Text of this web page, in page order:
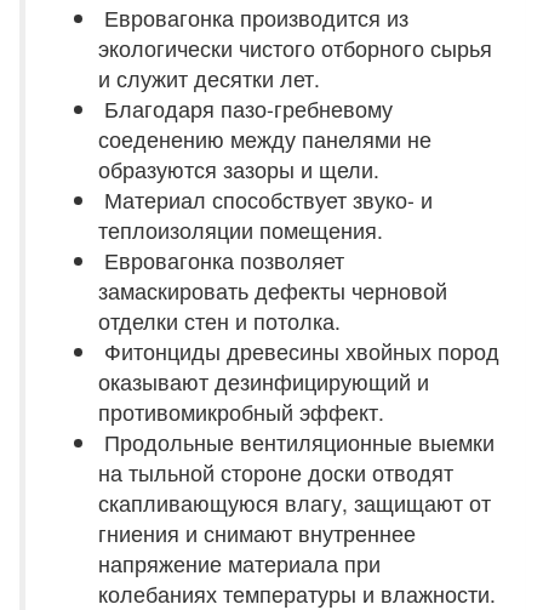
Евровагонка производится из
экологически чистого отборного сырья
и служит десятки лет.
Благодаря пазо-гребневому
соеденению между панелями не
образуются зазоры и щели.
Материал способствует звуко- и
теплоизоляции помещения.
Евровагонка позволяет
замаскировать дефекты черновой
отделки стен и потолка.
Фитонциды древесины хвойных пород
оказывают дезинфицирующий и
противомикробный эффект.
Продольные вентиляционные выемки
на тыльной стороне доски отводят
скапливающуюся влагу, защищают от
гниения и снимают внутреннее
напряжение материала при
колебаниях температуры и влажности.